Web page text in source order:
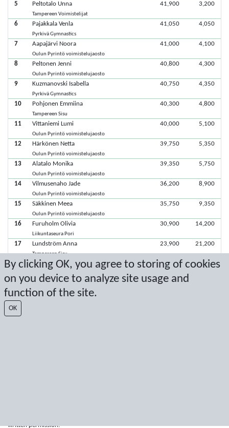
By clicking OK, you agree to storing of cookies
on you device to analyze site usage and
function of the site.
OK
5 Peltotalo Unna
Tampereen Voimistelijat
41,900 3,200
6 Pajakkala Venla
Pyrkivä Gymnastics
41,050 4,050
7 Aapajärvi Noora
Oulun Pyrintö voimistelujaosto
41,000 4,100
8 Peltonen Jenni
Oulun Pyrintö voimistelujaosto
40,800 4,300
9 Kuzmanovski Isabella
Pyrkivä Gymnastics
40,750 4,350
10 Pohjonen Emmiina
Tampereen Sisu
40,300 4,800
11 Vittaniemi Lumi
Oulun Pyrintö voimistelujaosto
40,000 5,100
12 Härkönen Netta
Oulun Pyrintö voimistelujaosto
39,750 5,350
13 Alatalo Monika
Oulun Pyrintö voimistelujaosto
39,350 5,750
14 Vilmusenaho Jade
Oulun Pyrintö voimistelujaosto
36,200 8,900
15 Säkkinen Meea
Oulun Pyrintö voimistelujaosto
35,750 9,350
16 Furuholm Olivia
Liikuntaseura Pori
30,900 14,200
17 Lundström Anna
Tampereen Sisu
23,900 21,200
18 Hakalahti Aura
Oulun Pyrintö voimistelujaosto
16,850 28,250
19 Harolin Viivi
Tampereen Voimistelijat
19
written permission.